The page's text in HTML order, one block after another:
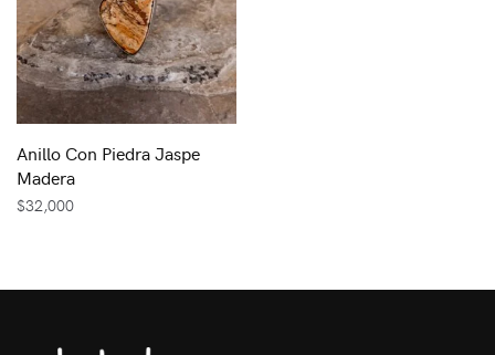
Anillo Con Piedra Jaspe
Madera
$32,000